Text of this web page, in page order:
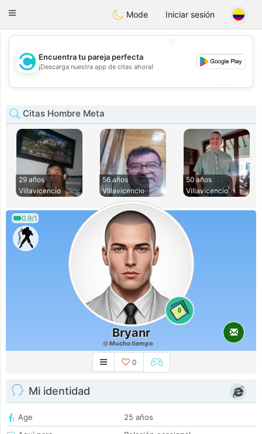
olombiaCitas
Toggle
Mode Iniciar sesión
💖
💕
Encuentra tu pareja perfecta
¡Descarga nuestra app de citas ahora!
Citas Hombre Meta
29 años
Villavicencio
56 años
Villavicencio
50 años
Villavicencio
0.9/1
0
Bryanr
Mucho tiempo
0
Mi identidad
Age
25 años